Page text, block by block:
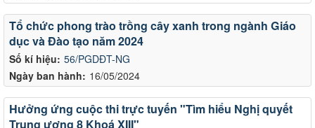
Số kí hiệu: 56/PGDĐT-NG
Ngày ban hành: 16/05/2024
Tổ chức phong trào trồng cây xanh trong ngành Giáo
dục và Đào tạo năm 2024
Hưởng ứng cuộc thi trực tuyến "Tìm hiểu Nghị quyết
Trung ương 8 Khoá XIII"